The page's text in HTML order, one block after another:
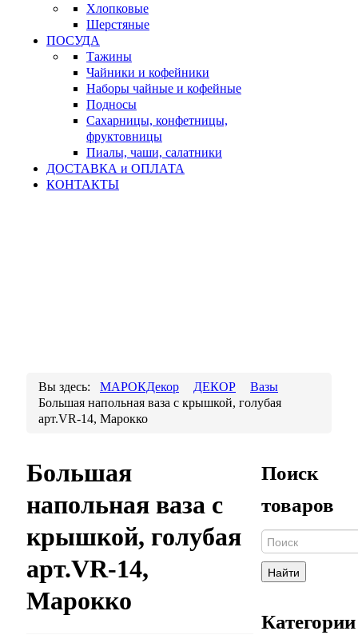
Хлопковые
Шерстяные
ПОСУДА
Тажины
Чайники и кофейники
Наборы чайные и кофейные
Подносы
Сахарницы, конфетницы,
фруктовницы
Пиалы, чаши, салатники
ДОСТАВКА и ОПЛАТА
КОНТАКТЫ
Вы здесь: МАРОКДекор ДЕКОР
Вазы
Большая напольная ваза с крышкой, голубая
арт.VR-14, Марокко
Большая
напольная ваза с
крышкой, голубая
арт.VR-14,
Марокко
Поиск
товаров
Найти
Категории